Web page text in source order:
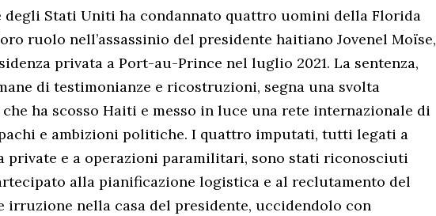
degli Stati Uniti ha condannato quattro uomini della Florida
ruolo nell’assassinio del presidente haitiano Jovenel Moïse,
privata a Port-au-Prince nel luglio 2021. La sentenza,
di testimonianze e ricostruzioni, segna una svolta
ha scosso Haiti e messo in luce una rete internazionale di
e ambizioni politiche. I quattro imputati, tutti legati a
private e a operazioni paramilitari, sono stati riconosciuti
alla pianificazione logistica e al reclutamento del
irruzione nella casa del presidente, uccidendolo con